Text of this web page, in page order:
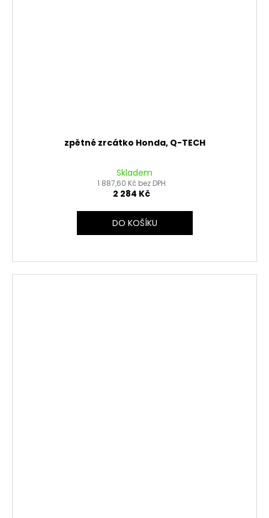
zpětné zrcátko Honda, Q-TECH
Skladem
1 887,60 Kč bez DPH
2 284 Kč
DO KOŠÍKU